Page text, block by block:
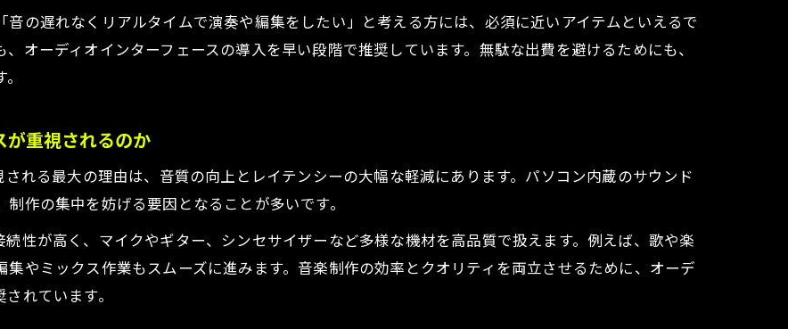
DTMで打ち込み主体の場合の必要機材を解説
DTM打ち込みメイン派はオーディオインターフェース不要？
将来録音も視野に入れた機材選びの考え方
DTM制作の幅を広げるオーディオインターフェースの役割
パ重視で選ぶDTM向けオーディオインターフェース
DTM初心者におすすめのコスパ重視の選び方
DTMでコスパ最強オーディオインターフェースの見極め方
必要十分なDTM機能を備えた実用機材の選び方
の遅れなくリアルタイムで演奏や編集をしたい」と考える方には、必須に近いアイテムといえるで
オーディオインターフェースの導入を早い段階で推奨しています。無駄な出費を避けるためにも、
が重視されるのか
れる最大の理由は、音質の向上とレイテンシーの大幅な軽減にあります。パソコン内蔵のサウンド
作の集中を妨げる要因となることが多いです。
性が高く、マイクやギター、シンセサイザーなど多様な機材を高品質で扱えます。例えば、歌や楽
やミックス作業もスムーズに進みます。音楽制作の効率とクオリティを両立させるために、オーデ
れています。